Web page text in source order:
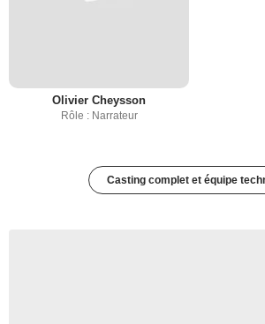
Olivier Cheysson
Rôle : Narrateur
Casting complet et équipe